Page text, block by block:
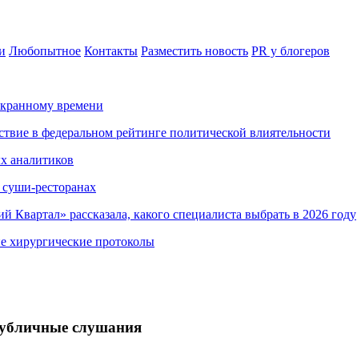
Любопытное Контакты Разместить новость PR у блогеров
времени
в федеральном рейтинге политической влиятельности
аналитиков
ресторанах
Квартал» рассказала, какого специалиста выбрать в 2026 году
хирургические протоколы
слушания